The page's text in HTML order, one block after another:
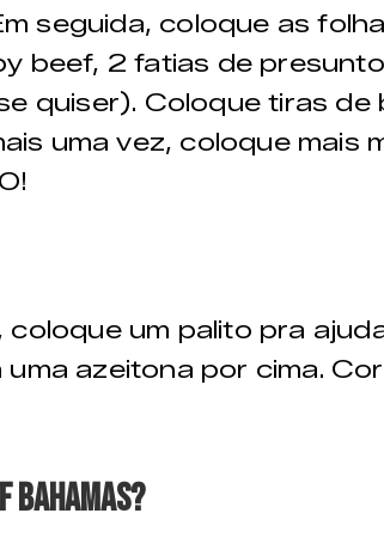
seguida, coloque as
beef, 2 fatias de
quiser). Coloque tiras de
uma vez, coloque mais
coloque um palito pra
uma azeitona por cima.
Bahamas?